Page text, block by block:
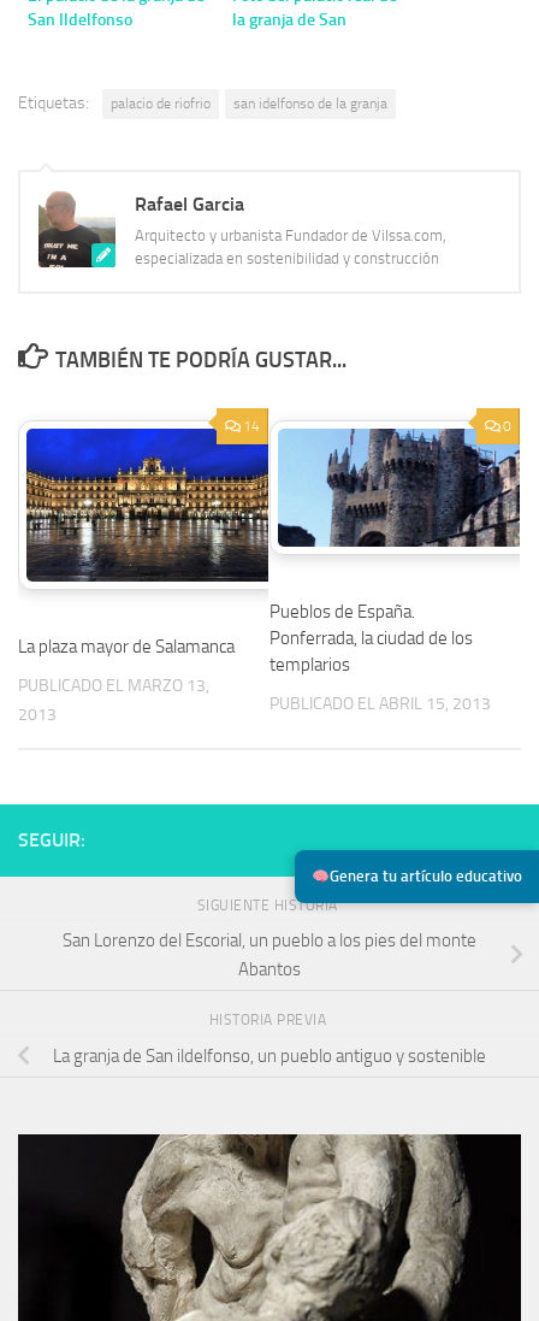
Genera tu artículo educativo
San Ildelfonso
la granja de San
Etiquetas: palacio de riofrio san idelfonso de la granja
Rafael Garcia
Arquitecto y urbanista Fundador de Vilssa.com,
especializada en sostenibilidad y construcción
TAMBIÉN TE PODRÍA GUSTAR...
14
La plaza mayor de Salamanca
PUBLICADO EL MARZO 13,
2013
0
Pueblos de España.
Ponferrada, la ciudad de los
templarios
PUBLICADO EL ABRIL 15, 2013
SEGUIR:
SIGUIENTE HISTORIA
San Lorenzo del Escorial, un pueblo a los pies del monte
Abantos
HISTORIA PREVIA
La granja de San ildelfonso, un pueblo antiguo y sostenible